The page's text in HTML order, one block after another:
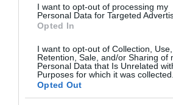
I want to opt-out of processing my
Personal Data for Targeted
Opted In
I want to opt-out of Collection, Use,
Retention, Sale, and/or Sharing of
Personal Data that Is Unrelated
Purposes for which it was collected.
Opted Out
“Riga”
kausos
fanes drosmīgais
īpašu tikšanos